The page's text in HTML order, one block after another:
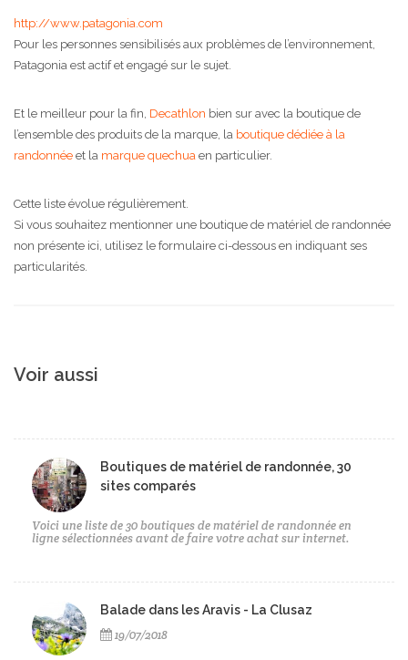
http://www.patagonia.com
Pour les personnes sensibilisés aux problèmes de l’environnement,
Patagonia est actif et engagé sur le sujet.
Et le meilleur pour la fin, Decathlon bien sur avec la boutique de
l’ensemble des produits de la marque, la boutique dédiée à la
randonnée et la marque quechua en particulier.
Cette liste évolue régulièrement.
Si vous souhaitez mentionner une boutique de matériel de randonnée
non présente ici, utilisez le formulaire ci-dessous en indiquant ses
particularités.
Voir aussi
Boutiques de matériel de randonnée, 30
sites comparés
Voici une liste de 30 boutiques de matériel de randonnée en
ligne sélectionnées avant de faire votre achat sur internet.
Balade dans les Aravis - La Clusaz
19/07/2018